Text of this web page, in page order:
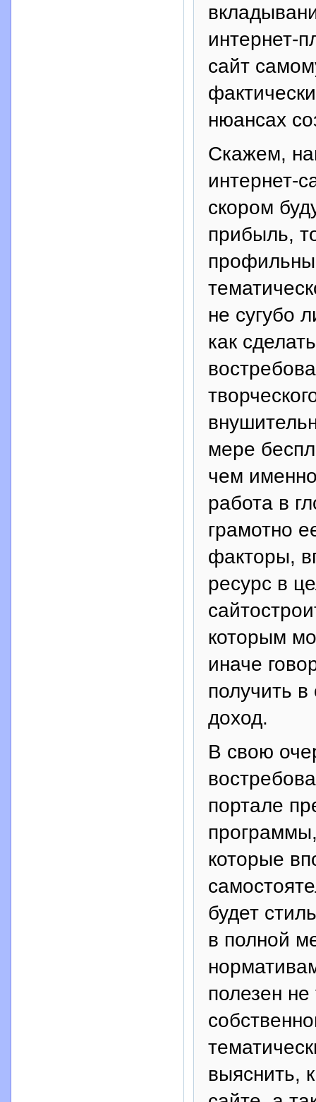
интернет-
сайт
нюансах
Скажем,
интернет-
скором
прибыль,
не сугубо
как
мере
чем
работа в
грамотно
факторы,
ресурс в
которым
иначе
получить
доход.
В свою
портале
которые
будет
в полной
полезен не
выяснить,